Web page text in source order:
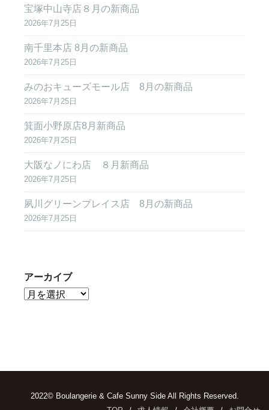
宝塚中山寺店８月の新商品
2026年7月25日
南千里本店 8月の新商品
2026年7月25日
みのおキューズモール店 8月の新商品
2026年7月25日
箕面小野原店8月新商品
2026年7月25日
大阪なノにわ店 ８月新商品
2026年7月25日
夙川グリーンプレイス店 8月の新商品
2026年7月25日
アーカイブ
2022© Boulangerie & Cafe Sunny Side All Rights Reserved.